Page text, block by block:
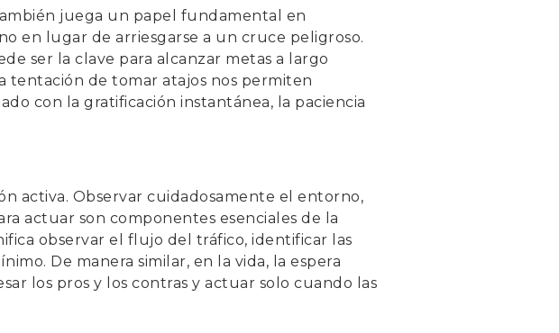
juega un papel fundamental en
en lugar de arriesgarse a un cruce peligroso.
ser la clave para alcanzar metas a largo
tentación de tomar atajos nos permiten
con la gratificación instantánea, la paciencia
activa. Observar cuidadosamente el entorno,
actuar son componentes esenciales de la
observar el flujo del tráfico, identificar las
De manera similar, en la vida, la espera
los pros y los contras y actuar solo cuando las